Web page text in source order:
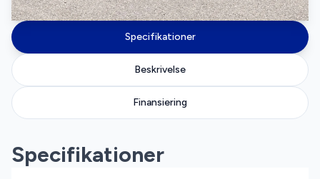
Specifikationer
Beskrivelse
Finansiering
Specifikationer